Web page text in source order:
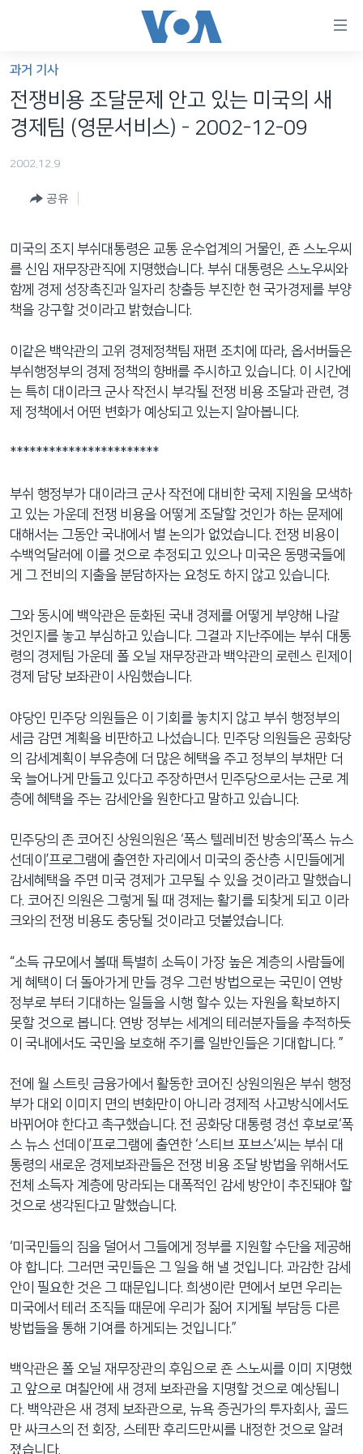
가
능
링
츠
네
비
게
로
이
동
검
색
로
이
등
세계
프로그램
언어 선택
과거 기사
전쟁비용 조달문제 안고 있는 미국의 새
경제팀 (영문서비스) - 2002-12-09
2002.12.9
공유
미국의 조지 부쉬대통령은 교통 운수업계의 거물인, 죤 스노우씨
를 신임 재무장관직에 지명했습니다. 부쉬 대통령은 스노우씨와
함께 경제 성장촉진과 일자리 창출등 부진한 현 국가경제를 부양
책을 강구할 것이라고 밝혔습니다.
이같은 백악관의 고위 경제정책팀 재편 조치에 따라, 옵서버들은
부쉬행정부의 경제 정책의 향배를 주시하고 있습니다. 이 시간에
는 특히 대이라크 군사 작전시 부각될 전쟁 비용 조달과 관련, 경
제 정책에서 어떤 변화가 예상되고 있는지 알아봅니다.
***********************
부쉬 행정부가 대이라크 군사 작전에 대비한 국제 지원을 모색하
고 있는 가운데 전쟁 비용을 어떻게 조달할 것인가 하는 문제에
대해서는 그동안 국내에서 별 논의가 없었습니다. 전쟁 비용이
수백억달러에 이를 것으로 추정되고 있으나 미국은 동맹국들에
게 그 전비의 지출을 분담하자는 요청도 하지 않고 있습니다.
그와 동시에 백악관은 둔화된 국내 경제를 어떻게 부양해 나갈
것인지를 놓고 부심하고 있습니다. 그결과 지난주에는 부쉬 대통
령의 경제팀 가운데 폴 오닐 재무장관과 백악관의 로렌스 린제이
경제 담당 보좌관이 사임했습니다.
야당인 민주당 의원들은 이 기회를 놓치지 않고 부쉬 행정부의
세금 감면 계획을 비판하고 나섰습니다. 민주당 의원들은 공화당
의 감세계획이 부유층에 더 많은 헤택을 주고 정부의 부채만 더
욱 늘어나게 만들고 있다고 주장하면서 민주당으로서는 근로 계
층에 혜택을 주는 감세안을 원한다고 말하고 있습니다.
민주당의 존 코어진 상원의원은 ‘폭스 텔레비전 방송의‘폭스 뉴스
선데이’프로그램에 출연한 자리에서 미국의 중산층 시민들에게
감세혜택을 주면 미국 경제가 고무될 수 있을 것이라고 말했습니
다. 코어진 의원은 그렇게 될 때 경제는 활기를 되찾게 되고 이라
크와의 전쟁 비용도 충당될 것이라고 덧붙였습니다.
“소득 규모에서 볼때 특별히 소득이 가장 높은 계층의 사람들에
게 혜택이 더 돌아가게 만들 경우 그런 방법으로는 국민이 연방
정부로 부터 기대하는 일들을 시행 할수 있는 자원을 확보하지
못할 것으로 봅니다. 연방 정부는 세계의 테러분자들을 추적하듯
이 국내에서도 국민을 보호해 주기를 일반인들은 기대합니다. ”
전에 월 스트릿 금융가에서 활동한 코어진 상원의원은 부쉬 행정
부가 대외 이미지 면의 변화만이 아니라 경제적 사고방식에서도
바뀌어야 한다고 촉구했습니다. 전 공화당 대통령 경선 후보로‘폭
스 뉴스 선데이’프로그램에 출연한 ‘스티브 포브스’씨는 부쉬 대
통령의 새로운 경제보좌관들은 전쟁 비용 조달 방법을 위해서도
전체 소득자 계층에 망라되는 대폭적인 감세 방안이 추진돼야 할
것으로 생각된다고 말했습니다.
‘미국민들의 짐을 덜어서 그들에게 정부를 지원할 수단을 제공해
야 합니다. 그러면 국민들은 그 일을 해 낼 것입니다. 과감한 감세
안이 필요한 것은 그 때문입니다. 희생이란 면에서 보면 우리는
미국에서 테러 조직들 때문에 우리가 짊어 지게될 부담등 다른
방법들을 통해 기여를 하게되는 것입니다.”
백악관은 폴 오닐 재무장관의 후임으로 죤 스노씨를 이미 지명했
고 앞으로 며칠안에 새 경제 보좌관을 지명할 것으로 예상됩니
다. 백악관은 새 경제 보좌관으로, 뉴욕 증권가의 투자회사, 골드
만 싸크스의 전 회장, 스테판 후리드만씨를 내정한 것으로 알려
졌습니다.